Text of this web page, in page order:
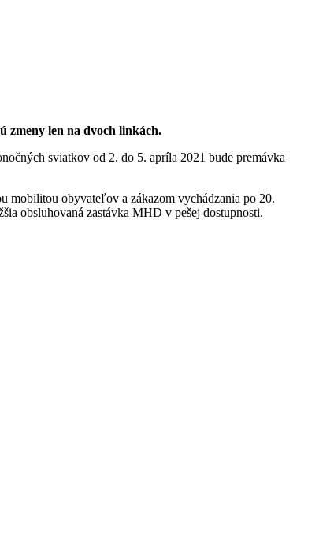
zmeny len na dvoch linkách.
sviatkov od 2. do 5. apríla 2021 bude premávka
mobilitou obyvateľov a zákazom vychádzania po 20.
obsluhovaná zastávka MHD v pešej dostupnosti.